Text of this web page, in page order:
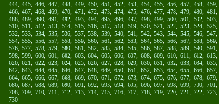
444, 445, 446, 447, 448, 449, 450, 451, 452, 453, 454, 455, 456, 457, 458, 459
466, 467, 468, 469, 470, 471, 472, 473, 474, 475, 476, 477, 478, 479, 480, 481
488, 489, 490, 491, 492, 493, 494, 495, 496, 497, 498, 499, 500, 501, 502, 503
510, 511, 512, 513, 514, 515, 516, 517, 518, 519, 520, 521, 522, 523, 524, 525
532, 533, 534, 535, 536, 537, 538, 539, 540, 541, 542, 543, 544, 545, 546, 547
554, 555, 556, 557, 558, 559, 560, 561, 562, 563, 564, 565, 566, 567, 568, 569
576, 577, 578, 579, 580, 581, 582, 583, 584, 585, 586, 587, 588, 589, 590, 591
598, 599, 600, 601, 602, 603, 604, 605, 606, 607, 608, 609, 610, 611, 612, 613
620, 621, 622, 623, 624, 625, 626, 627, 628, 629, 630, 631, 632, 633, 634, 635
642, 643, 644, 645, 646, 647, 648, 649, 650, 651, 652, 653, 654, 655, 656, 657
664, 665, 666, 667, 668, 669, 670, 671, 672, 673, 674, 675, 676, 677, 678, 679
686, 687, 688, 689, 690, 691, 692, 693, 694, 695, 696, 697, 698, 699, 700, 701
708, 709, 710, 711, 712, 713, 714, 715, 716, 717, 718, 719, 720, 721, 722, 723
730